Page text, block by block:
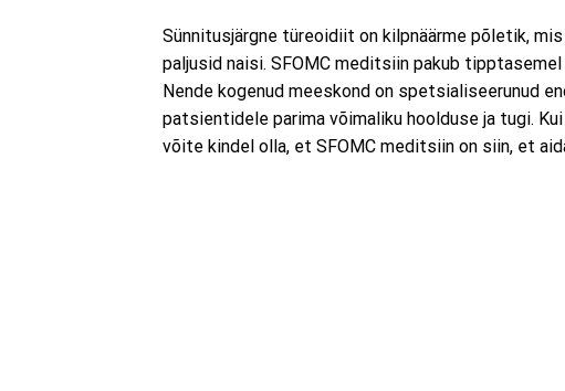
Sünnitusjärgne türeoidiit on kilpnäärme põletik,
paljusid naisi. SFOMC meditsiin pakub
Nende kogenud meeskond on spetsialiseerunud
patsientidele parima võimaliku hoolduse ja tugi.
võite kindel olla, et SFOMC meditsiin on siin, et